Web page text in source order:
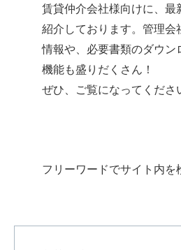
賃貸仲介会社様向けに、最
紹介しております。管理会
情報や、必要書類のダウン
機能も盛りだくさん！
ぜひ、ご覧になってくださ
フリーワードでサイト内を